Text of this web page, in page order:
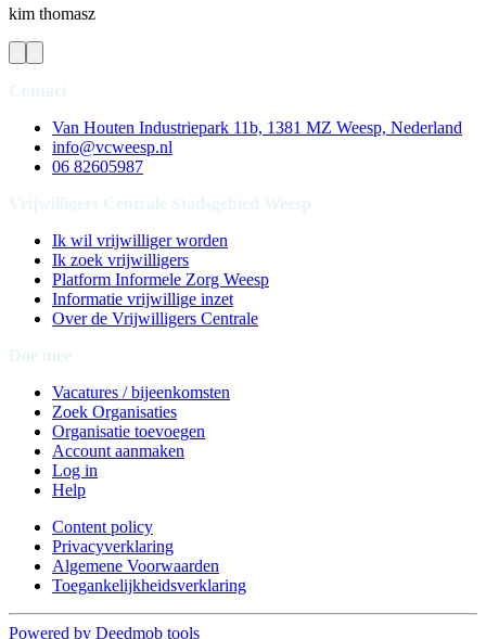
kim thomasz
Van Houten Industriepark 11b, 1381 MZ Weesp, Nederland
info@vcweesp.nl
06 82605987
Ik wil vrijwilliger worden
Ik zoek vrijwilligers
Platform Informele Zorg Weesp
Informatie vrijwillige inzet
Over de Vrijwilligers Centrale
Vacatures / bijeenkomsten
Zoek Organisaties
Organisatie toevoegen
Account aanmaken
Log in
Help
Content policy
Privacyverklaring
Algemene Voorwaarden
Toegankelijkheidsverklaring
Powered by Deedmob tools